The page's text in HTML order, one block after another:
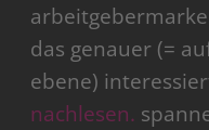
das genauer (=
ebene)
nachlesen.